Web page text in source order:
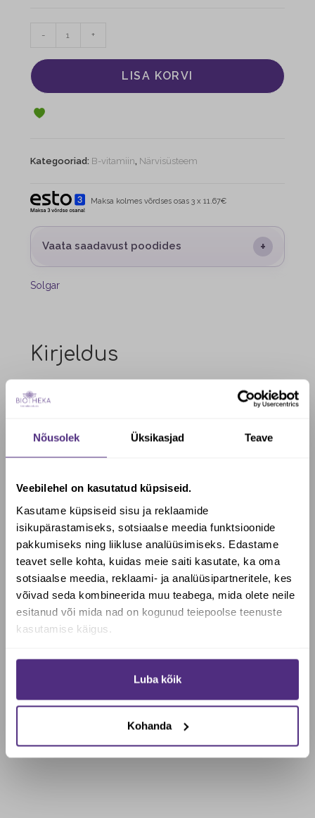
Nõusolek Üksikasjad Teave
Veebilehel on kasutatud küpsiseid.
Kasutame küpsiseid sisu ja reklaamide
isikupärastamiseks, sotsiaalse meedia funktsioonide
pakkumiseks ning liikluse analüüsimiseks. Edastame
teavet selle kohta, kuidas meie saiti kasutate, ka oma
sotsiaalse meedia, reklaami- ja analüüsipartneritele, kes
võivad seda kombineerida muu teabega, mida olete neile
esitanud või mida nad on kogunud teiepoolse teenuste
kasutamise käigus.
Luba kõik
Kohanda
- +
LISA KORVI
Kategooriad: B-vitamiin, Närvisüsteem
Maksa kolmes võrdses osas 3 x 11.67€
Vaata saadavust poodides +
Solgar
Kirjeldus
Pantoteenhape 550mg
Toidulisand – vitamiin
Koostisosad:Pantoteenhape (kaltsium D-pantotenaat), kapsel
rasvhapete magneesiumsoolad, ränidioksiid.
Päevane annus 1 kapsel sisaldab:
Pantoteenhape (kaltsium D-pantotenaat) – 550mg/9167*
*% päevasest võrdluskogusest (NRV – Nutritional Reference Value).
Kasutamine: 1 kapsel päevas toidukorra ajal. Soovituslikku
annust mitte ületada. Toidlisand ei asenda mitmekülgset,
tasakaalustatud toitumist ega tervislikke eluviise.
Säilitada toatemperatuuril, lastele kättesaamatus kohas.
Tootja: Solgar Vitamins and Herb, Leonia, NJ, USA
Maaletooja: Biotheka OÜ, Kadaka tee 4, Tallinn, Eesti.
Soovid saada Biotheka e-poes
allahindlust?
Jah, soovin soodustust